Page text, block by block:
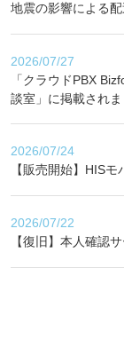
地震の影響による
2026/07/27
「クラウドPBX
談室」に掲載されま
2026/07/24
【販売開始】HIS
2026/07/22
【復旧】本人確認